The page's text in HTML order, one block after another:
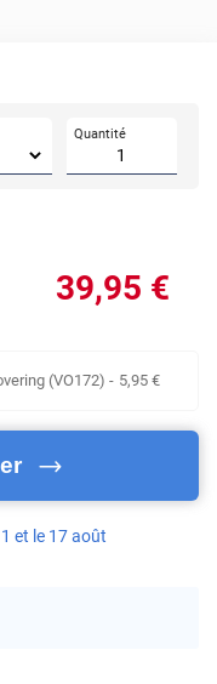
Quantité
39,95 €
(VO172) - 5,95 €
et le 17 août